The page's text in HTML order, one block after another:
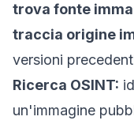
trova fonte
traccia origine
versioni
Ricerca OSINT:
un'immagine